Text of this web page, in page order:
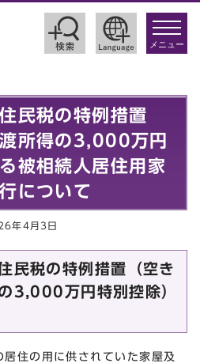
toggle
メニュー
民税の特例措置
渡所得の3,000万円
被相続人居住用家
について
年4月3日
民税の特例措置（空き
3,000万円特別控除）
住の用に供されていた家屋及